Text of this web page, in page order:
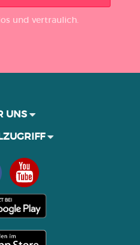
und vertraulich.
UNS